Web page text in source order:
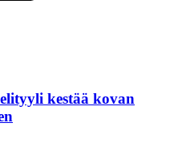
kestää kovan